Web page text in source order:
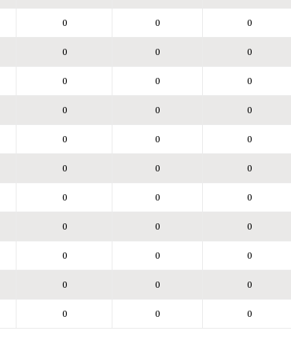
0 0 0
0 0 0
0 0 0
0 0 0
0 0 0
0 0 0
0 0 0
0 0 0
0 0 0
0 0 0
0 0 0